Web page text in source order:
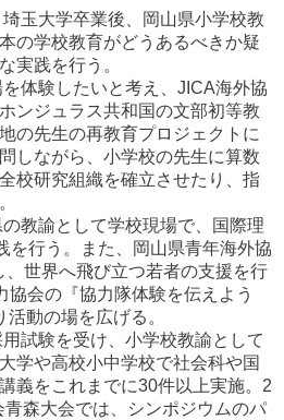
玉大学卒業後、岡山県小学校教
の学校教育がどうあるべきか疑
実践を行う。
体験したいと考え、JICA海外協
ンジュラス共和国の文部初等教
の先生の再教育プロジェクトに
しながら、小学校の先生に算数
校研究組織を確立させたり、指
教諭として学校現場で、国際理
を行う。また、岡山県青年海外協
世界へ飛び立つ若者の支援を行
協会の『協力隊体験を伝えよう
動の場を広げる。
試験を受け、小学校教諭として
学や高校小中学校で社会科や国
義をこれまでに30件以上実施。2
森大会では、シンポジウムのパ